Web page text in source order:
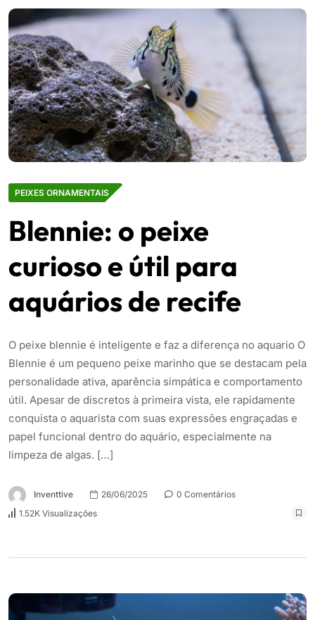
PEIXES ORNAMENTAIS
Blennie: o peixe
curioso e útil para
aquários de recife
O peixe blennie é inteligente e faz a diferença no aquario O
Blennie é um pequeno peixe marinho que se destacam pela
personalidade ativa, aparência simpática e comportamento
útil. Apesar de discretos à primeira vista, ele rapidamente
conquista o aquarista com suas expressões engraçadas e
papel funcional dentro do aquário, especialmente na
limpeza de algas. […]
Inventtive 26/06/2025
0 Comentários
1.52K Visualizações